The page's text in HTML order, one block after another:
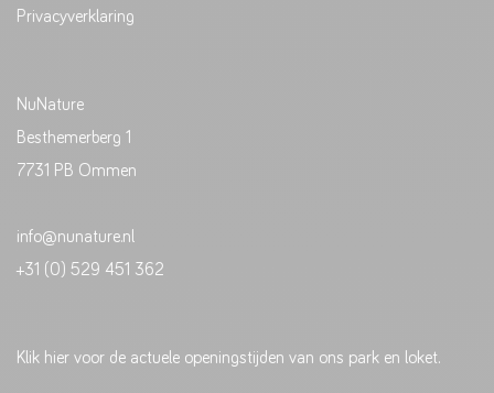
Privacyverklaring
NuNature
Besthemerberg 1
7731 PB Ommen
info@nunature.nl
+31 (0) 529 451 362
Klik hier voor de actuele openingstijden van ons park en loket.